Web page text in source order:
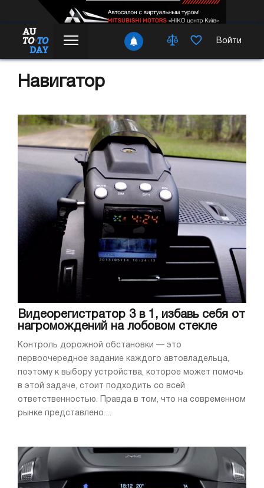
Войти
Навигатор
Видеорегистратор 3 в 1, избавь себя от
нагромождений на лобовом стекле
Контроль дорожной обстановки — это
первоочередное задание каждого автовладельца,
поэтому к выбору устройства, которое может помочь
в этой задаче, стоит подходить со всей
ответственностью. Правда в том, что на современном
рынке представлено ...